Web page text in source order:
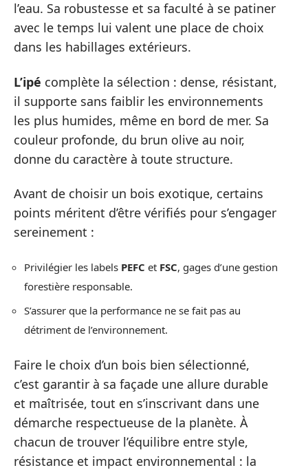
l’eau. Sa robustesse et sa faculté à se patiner
avec le temps lui valent une place de choix
dans les habillages extérieurs.
L’ipé complète la sélection : dense, résistant,
il supporte sans faiblir les environnements
les plus humides, même en bord de mer. Sa
couleur profonde, du brun olive au noir,
donne du caractère à toute structure.
Avant de choisir un bois exotique, certains
points méritent d’être vérifiés pour s’engager
sereinement :
Privilégier les labels PEFC et FSC, gages d’une gestion
forestière responsable.
S’assurer que la performance ne se fait pas au
détriment de l’environnement.
Faire le choix d’un bois bien sélectionné,
c’est garantir à sa façade une allure durable
et maîtrisée, tout en s’inscrivant dans une
démarche respectueuse de la planète. À
chacun de trouver l’équilibre entre style,
résistance et impact environnemental : la